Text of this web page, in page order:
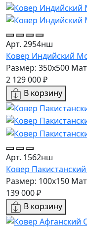
Арт. 2954нш
Ковер Индийский
Размер: 350x500
2 129 000 ₽
В корзину
Арт. 1562нш
Ковер
Размер: 100x150
139 000 ₽
В корзину